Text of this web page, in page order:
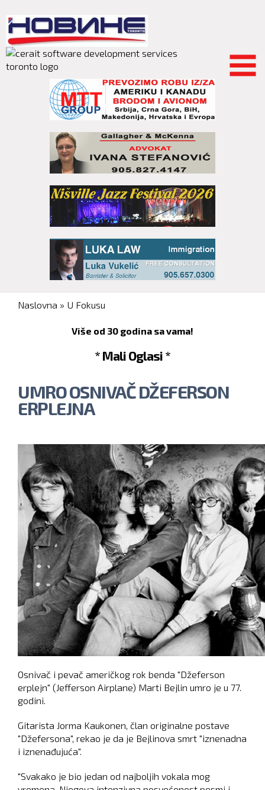
main
content
You are here
Naslovna » U Fokusu
Više od 30 godina sa vama!
* Mali Oglasi *
UMRO OSNIVAČ DŽEFERSON
ERPLEJNA
Osnivač i pevač američkog rok benda "Džeferson
erplejn" (Jefferson Airplane) Marti Bejlin umro je u 77.
godini.
Gitarista Jorma Kaukonen, član originalne postave
"Džefersona", rekao je da je Bejlinova smrt "iznenadna
i iznenađujuća".
"Svakako je bio jedan od najboljih vokala mog